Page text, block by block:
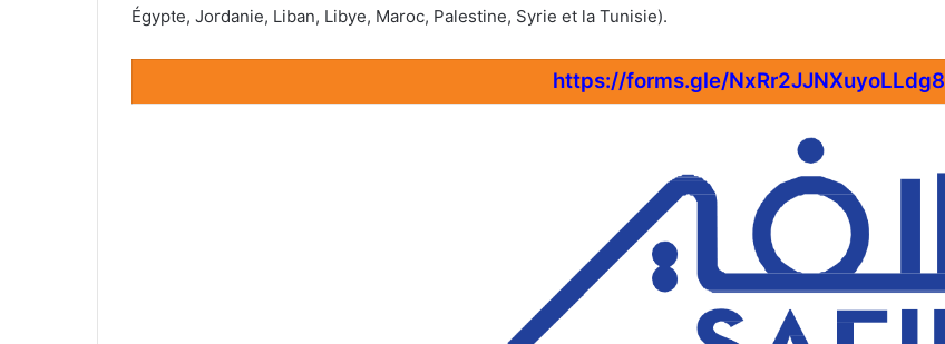
Égypte, Jordanie, Liban, Libye, Maroc, Palestine, Syrie et la Tunisie).
https://forms.gle/NxRr2JJNXuyoLLdg8